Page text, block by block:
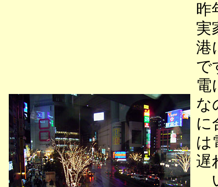
昨
実
港
で
電
な
に
は
遅